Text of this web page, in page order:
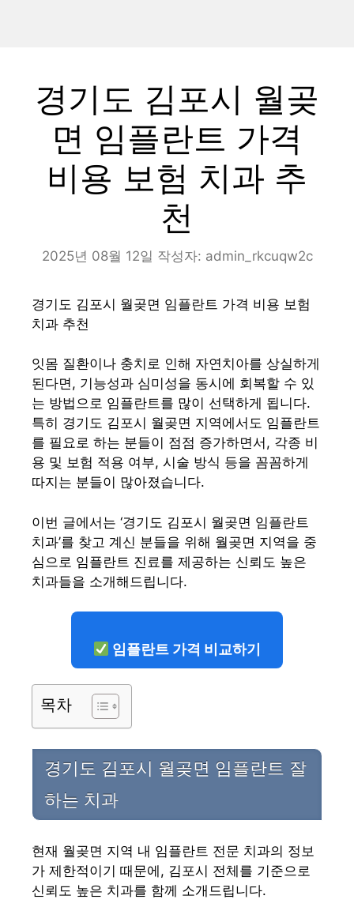
경기도 김포시 월곶
면 임플란트 가격
비용 보험 치과 추
천
2025년 08월 12일 작성자: admin_rkcuqw2c
경기도 김포시 월곶면 임플란트 가격 비용 보험
치과 추천
잇몸 질환이나 충치로 인해 자연치아를 상실하게
된다면, 기능성과 심미성을 동시에 회복할 수 있
는 방법으로 임플란트를 많이 선택하게 됩니다.
특히 경기도 김포시 월곶면 지역에서도 임플란트
를 필요로 하는 분들이 점점 증가하면서, 각종 비
용 및 보험 적용 여부, 시술 방식 등을 꼼꼼하게
따지는 분들이 많아졌습니다.
이번 글에서는 ‘경기도 김포시 월곶면 임플란트
치과’를 찾고 계신 분들을 위해 월곶면 지역을 중
심으로 임플란트 진료를 제공하는 신뢰도 높은
치과들을 소개해드립니다.
임플란트 가격 비교하기
목차
경기도 김포시 월곶면 임플란트 잘
하는 치과
현재 월곶면 지역 내 임플란트 전문 치과의 정보
가 제한적이기 때문에, 김포시 전체를 기준으로
신뢰도 높은 치과를 함께 소개드립니다.